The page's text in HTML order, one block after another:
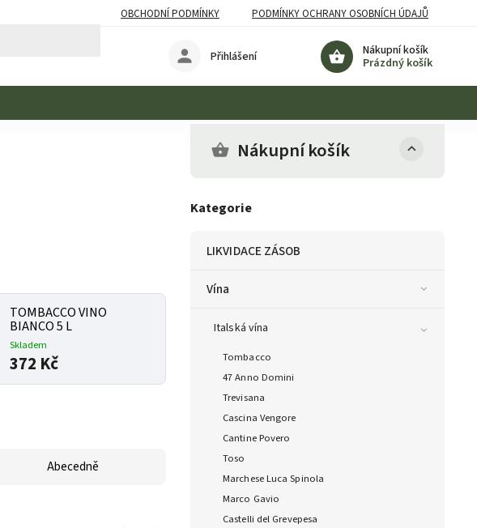
OBCHODNÍ PODMÍNKY PODMÍNKY OCHRANY OSOBNÍCH ÚDAJŮ
Nákupní košík
Prázdný košík
Přihlášení
Nákupní košík
Kategorie
LIKVIDACE ZÁSOB
Vína
Italská vína
Tombacco
47 Anno Domini
Trevisana
Cascina Vengore
Cantine Povero
Toso
Marchese Luca Spinola
Marco Gavio
Castelli del Grevepesa
TOMBACCO VINO
BIANCO 5 L
Skladem
372 Kč
Abecedně